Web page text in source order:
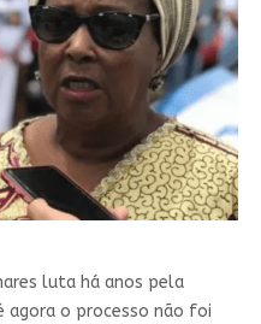
luta há anos pela
agora o processo não foi